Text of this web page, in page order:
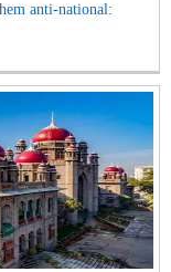
anti-national: